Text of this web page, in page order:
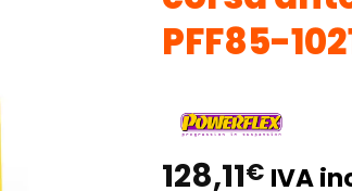
PFF85-
128,11€ IVA